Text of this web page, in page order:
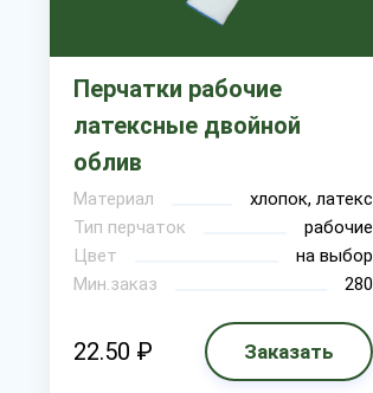
Перчатки рабочие
латексные двойной
облив
Материал
хлопок, латекс
Тип перчаток
рабочие
Цвет
на выбор
Мин.заказ
280
22.50 ₽ Заказать